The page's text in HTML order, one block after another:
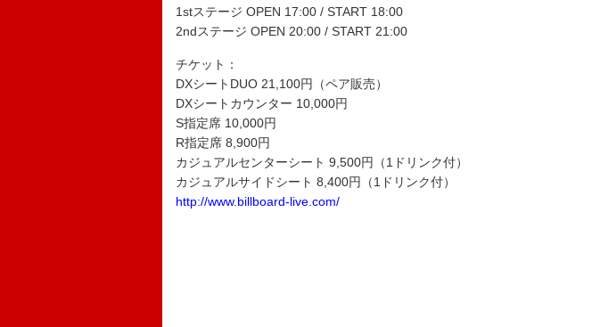
1stステージ OPEN 17:00 / START 18:00
2ndステージ OPEN 20:00 / START 21:00
チケット：
DXシートDUO 21,100円（ペア販売）
DXシートカウンター 10,000円
S指定席 10,000円
R指定席 8,900円
カジュアルセンターシート 9,500円（1ドリンク付）
カジュアルサイドシート 8,400円（1ドリンク付）
http://www.billboard-live.com/